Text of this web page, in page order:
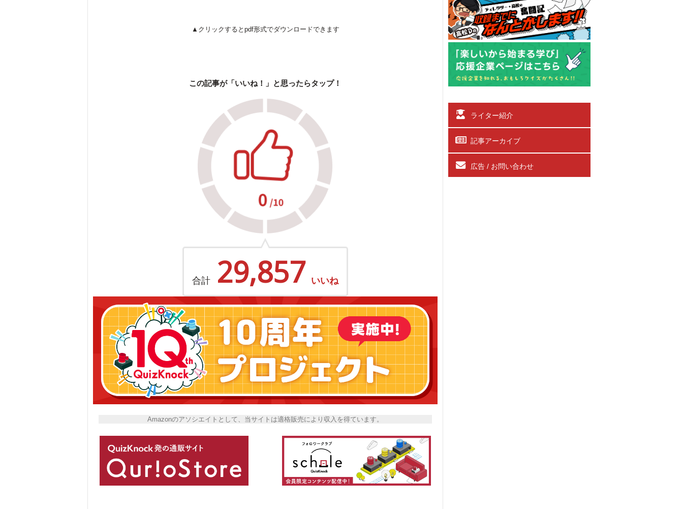
▲クリックするとpdf形式でダウンロードできます
この記事が「いいね！」と思ったらタップ！
合計 29,857 いいね
Amazonのアソシエイトとして、当サイトは適格販売により収入を得ています。
ライター紹介
記事アーカイブ
広告 / お問い合わせ